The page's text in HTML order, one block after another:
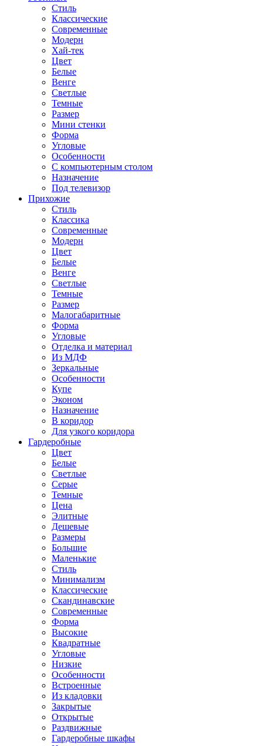
Стиль
Классические
Современные
Модерн
Хай-тек
Цвет
Белые
Венге
Светлые
Темные
Размер
Мини стенки
Форма
Угловые
Особенности
С компьютерным столом
Назначение
Под телевизор
Прихожие
Стиль
Классика
Современные
Модерн
Цвет
Белые
Венге
Светлые
Темные
Размер
Малогабаритные
Форма
Угловые
Отделка и материал
Из МДФ
Зеркальные
Особенности
Купе
Эконом
Назначение
В коридор
Для узкого коридора
Гардеробные
Цвет
Белые
Светлые
Серые
Темные
Цена
Элитные
Дешевые
Размеры
Большие
Маленькие
Стиль
Минимализм
Классические
Скандинавские
Современные
Форма
Высокие
Квадратные
Угловые
Низкие
Особенности
Встроенные
Из кладовки
Закрытые
Открытые
Раздвижные
Гардеробные шкафы